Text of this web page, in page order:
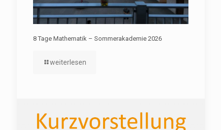
8 Tage Mathematik – Sommerakademie 2026
weiterlesen